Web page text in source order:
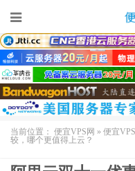
当前位置： 便宜VPS网 » 便宜VPS
较，哪个更值得上云？